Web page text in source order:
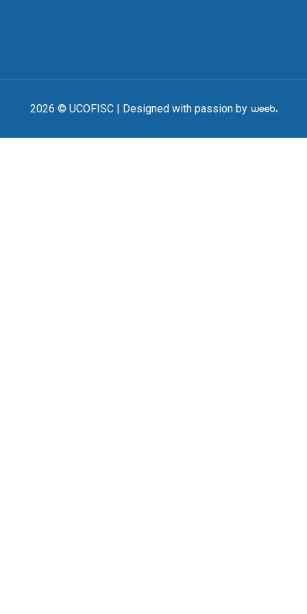
2026 © UCOFISC | Designed with passion by